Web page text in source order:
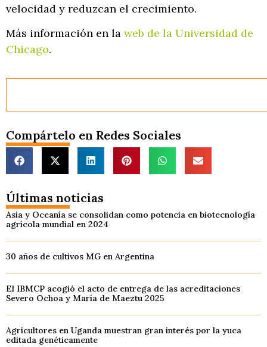
velocidad y reduzcan el crecimiento.
Más información en la web de la Universidad de
Chicago.
Compártelo en Redes Sociales
Últimas noticias
Asia y Oceanía se consolidan como potencia en biotecnología
agrícola mundial en 2024
30 años de cultivos MG en Argentina
El IBMCP acogió el acto de entrega de las acreditaciones
Severo Ochoa y María de Maeztu 2025
Agricultores en Uganda muestran gran interés por la yuca
editada genéticamente